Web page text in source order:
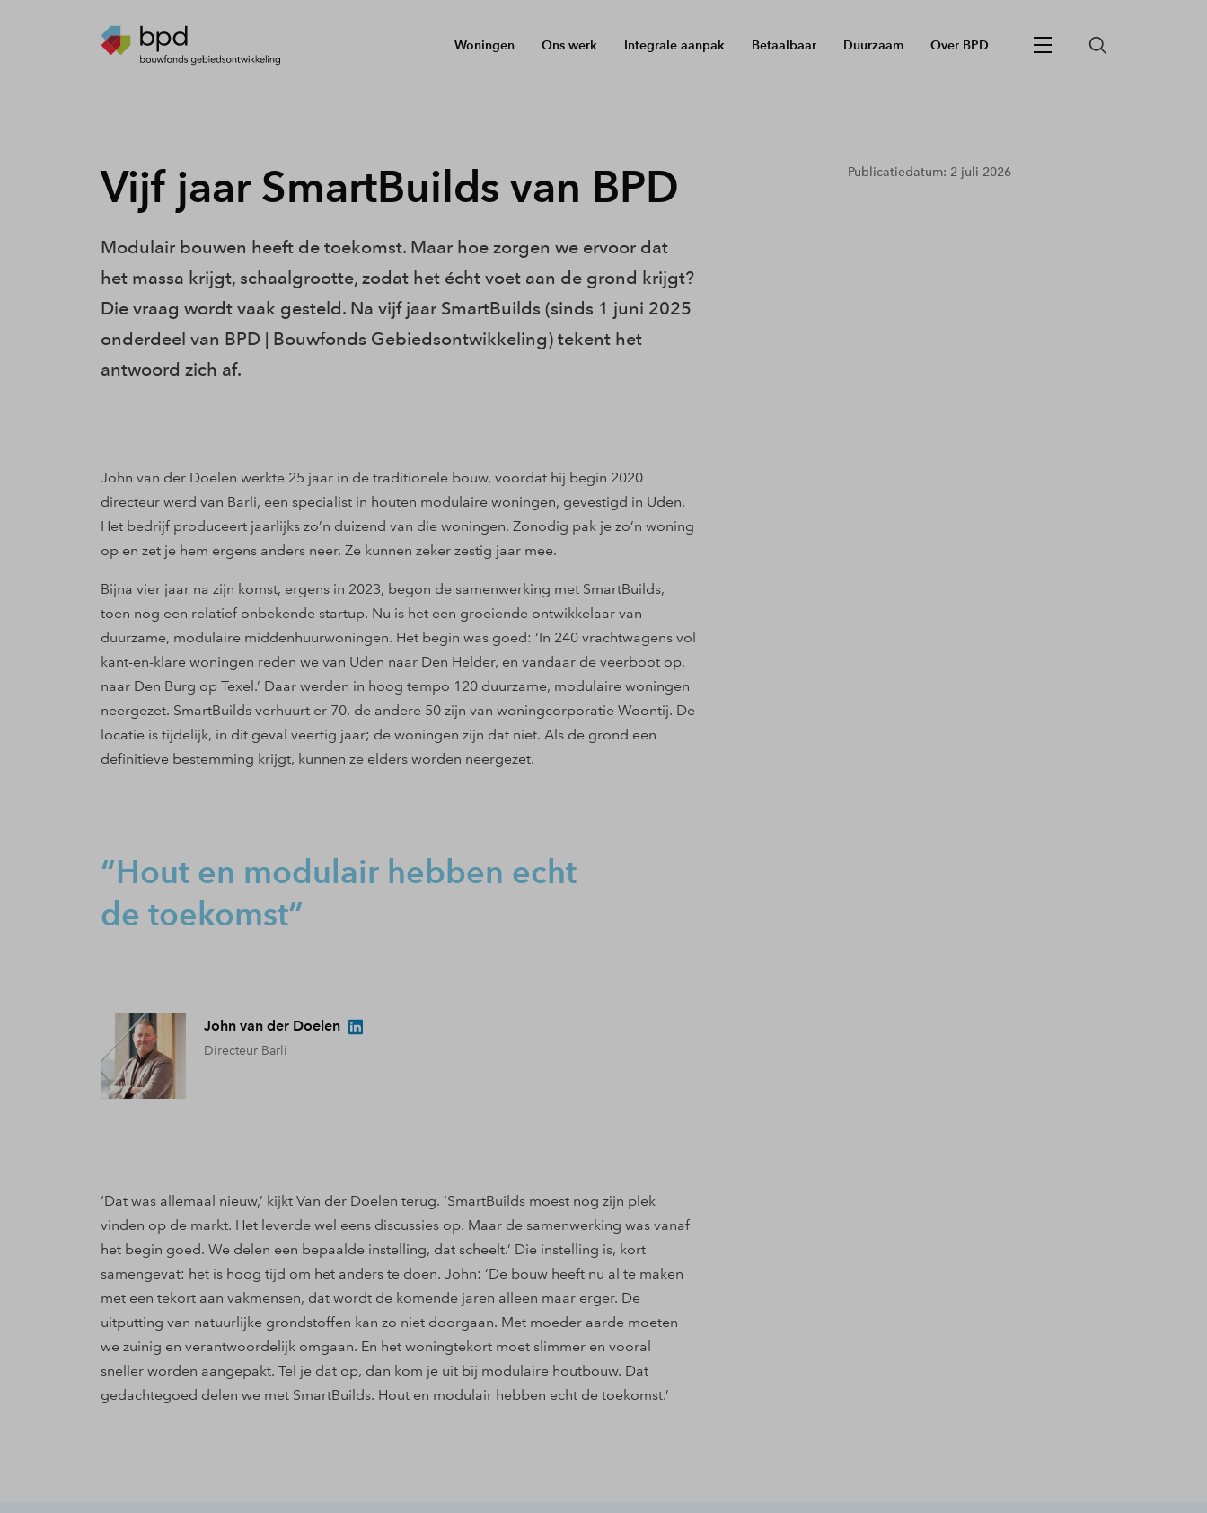
Woningen Ons werk Integrale aanpak Betaalbaar Duurzaam Over BPD
Vijf jaar SmartBuilds van BPD
Modulair bouwen heeft de toekomst. Maar hoe zorgen we ervoor dat
het massa krijgt, schaalgrootte, zodat het écht voet aan de grond krijgt?
Die vraag wordt vaak gesteld. Na vijf jaar SmartBuilds (sinds 1 juni 2025
onderdeel van BPD | Bouwfonds Gebiedsontwikkeling) tekent het
antwoord zich af.
Publicatiedatum: 2 juli 2026
John van der Doelen werkte 25 jaar in de traditionele bouw, voordat hij begin 2020
directeur werd van Barli, een specialist in houten modulaire woningen, gevestigd in Uden.
Het bedrijf produceert jaarlijks zo’n duizend van die woningen. Zonodig pak je zo’n woning
op en zet je hem ergens anders neer. Ze kunnen zeker zestig jaar mee.
Bijna vier jaar na zijn komst, ergens in 2023, begon de samenwerking met SmartBuilds,
toen nog een relatief onbekende startup. Nu is het een groeiende ontwikkelaar van
duurzame, modulaire middenhuurwoningen. Het begin was goed: ‘In 240 vrachtwagens vol
kant-en-klare woningen reden we van Uden naar Den Helder, en vandaar de veerboot op,
naar Den Burg op Texel.’ Daar werden in hoog tempo 120 duurzame, modulaire woningen
neergezet. SmartBuilds verhuurt er 70, de andere 50 zijn van woningcorporatie Woontij. De
locatie is tijdelijk, in dit geval veertig jaar; de woningen zijn dat niet. Als de grond een
definitieve bestemming krijgt, kunnen ze elders worden neergezet.
Hout en modulair hebben echt
de toekomst
John van der Doelen
Directeur Barli
‘Dat was allemaal nieuw,’ kijkt Van der Doelen terug. ‘SmartBuilds moest nog zijn plek
vinden op de markt. Het leverde wel eens discussies op. Maar de samenwerking was vanaf
het begin goed. We delen een bepaalde instelling, dat scheelt.’ Die instelling is, kort
samengevat: het is hoog tijd om het anders te doen. John: ‘De bouw heeft nu al te maken
met een tekort aan vakmensen, dat wordt de komende jaren alleen maar erger. De
uitputting van natuurlijke grondstoffen kan zo niet doorgaan. Met moeder aarde moeten
we zuinig en verantwoordelijk omgaan. En het woningtekort moet slimmer en vooral
sneller worden aangepakt. Tel je dat op, dan kom je uit bij modulaire houtbouw. Dat
gedachtegoed delen we met SmartBuilds. Hout en modulair hebben echt de toekomst.’